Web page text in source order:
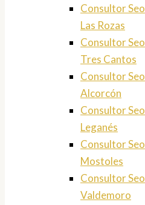
Consultor Seo
Las Rozas
Consultor Seo
Tres Cantos
Consultor Seo
Alcorcón
Consultor Seo
Leganés
Consultor Seo
Mostoles
Consultor Seo
Valdemoro